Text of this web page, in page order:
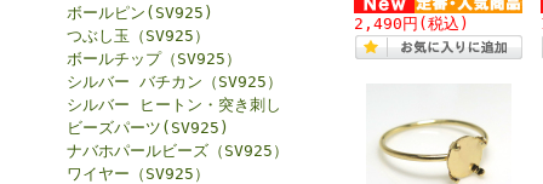
ボールピン(SV925)
つぶし玉（SV925）
ボールチップ（SV925）
シルバー バチカン（SV925）
シルバー ヒートン・突き刺し
ビーズパーツ(SV925)
ナバホパールビーズ（SV925）
ワイヤー（SV925）
2,490円 (税込)